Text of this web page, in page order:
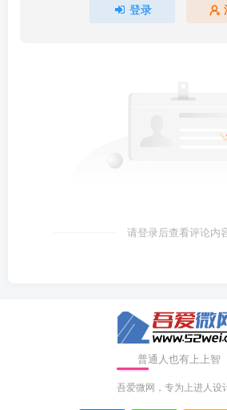
登录
请登录后查看评论内
普通人也有上上智
吾爱微网，专为上进人设